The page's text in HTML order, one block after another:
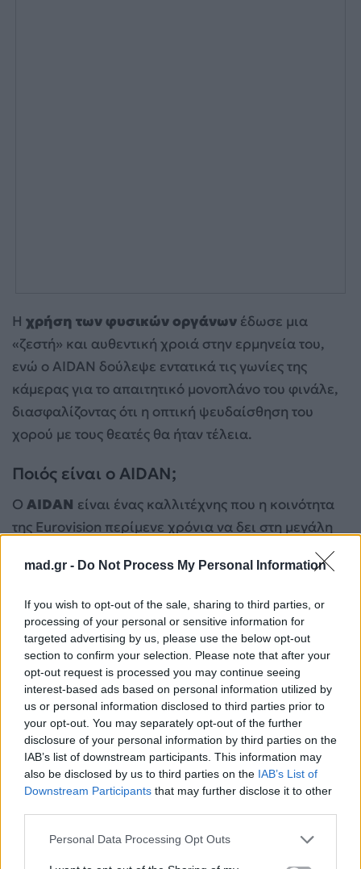
mad.gr - Do Not Process My Personal Information
If you wish to opt-out of the sale, sharing to third parties, or
processing of your personal or sensitive information for
targeted advertising by us, please use the below opt-out
section to confirm your selection. Please note that after your
opt-out request is processed you may continue seeing
interest-based ads based on personal information utilized by
us or personal information disclosed to third parties prior to
your opt-out. You may separately opt-out of the further
disclosure of your personal information by third parties on the
IAB’s list of downstream participants. This information may
also be disclosed by us to third parties on the IAB’s List of
Downstream Participants that may further disclose it to other
Personal Data Processing Opt Outs
Η χρήση των φυσικών οργάνων έδωσε μια
«ζεστή» και αυθεντική χροιά στην ερμηνεία του,
ενώ ο AIDAN δούλεψε εντατικά τις γωνίες της
κάμερας για το απαιτητικό μονοπλάνο του φινάλε,
διασφαλίζοντας ότι η οπτική ψευδαίσθηση του
χορού με τους θεατές θα ήταν τέλεια.
Ποιός είναι ο AIDAN;
Ο AIDAN είναι ένας καλλιτέχνης που η κοινότητα
της Eurovision περίμενε χρόνια να δει στη μεγάλη
Eurovision το 2015και την τεράστια επιτυχία του
Μάλτα αλλά έγινε παγκόσμιο viral, ο 26χρονος star
επέστρεψε φέτος για να πάρει αυτό που του ανήκει.